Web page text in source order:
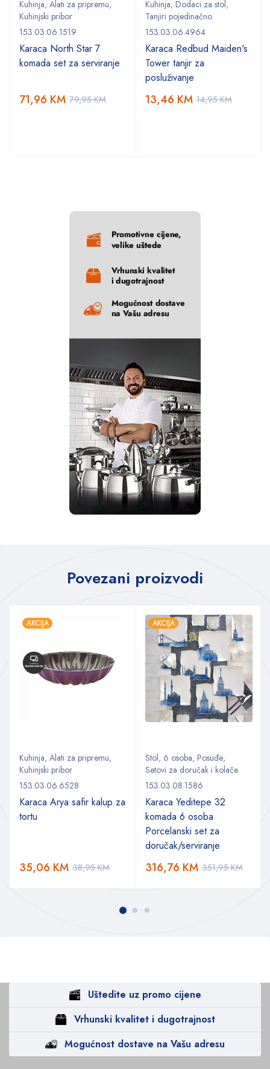
Kuhinja, Alati za pripremu,
Kuhinjski pribor
153.03.06.1519
Karaca North Star 7
komada set za serviranje
79,95KM
71,96 KM
Kuhinja, Dodaci za stol ,
Tanjiri pojedinačno
153.03.06.4964
Karaca Redbud Maiden's
Tower tanjir za
posluživanje
14,95KM
13,46 KM
Povezani proizvodi
AKCIJA
Kuhinja, Alati za pripremu,
Kuhinjski pribor
153.03.06.6528
Karaca Arya safir kalup za
tortu
38,95KM
35,06 KM
AKCIJA
Stol, 6 osoba, Posuđe,
Setovi za doručak i kolače
153.03.08.1586
Karaca Yeditepe 32
komada 6 osoba
Porcelanski set za
doručak/serviranje
351,95KM
316,76 KM
Uštedite uz promo cijene
Vrhunski kvalitet i dugotrajnost
Mogućnost dostave na Vašu adresu